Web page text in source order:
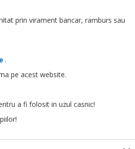
prin virament bancar, ramburs sau
.
pe acest website.
a fi folosit in uzul casnic!